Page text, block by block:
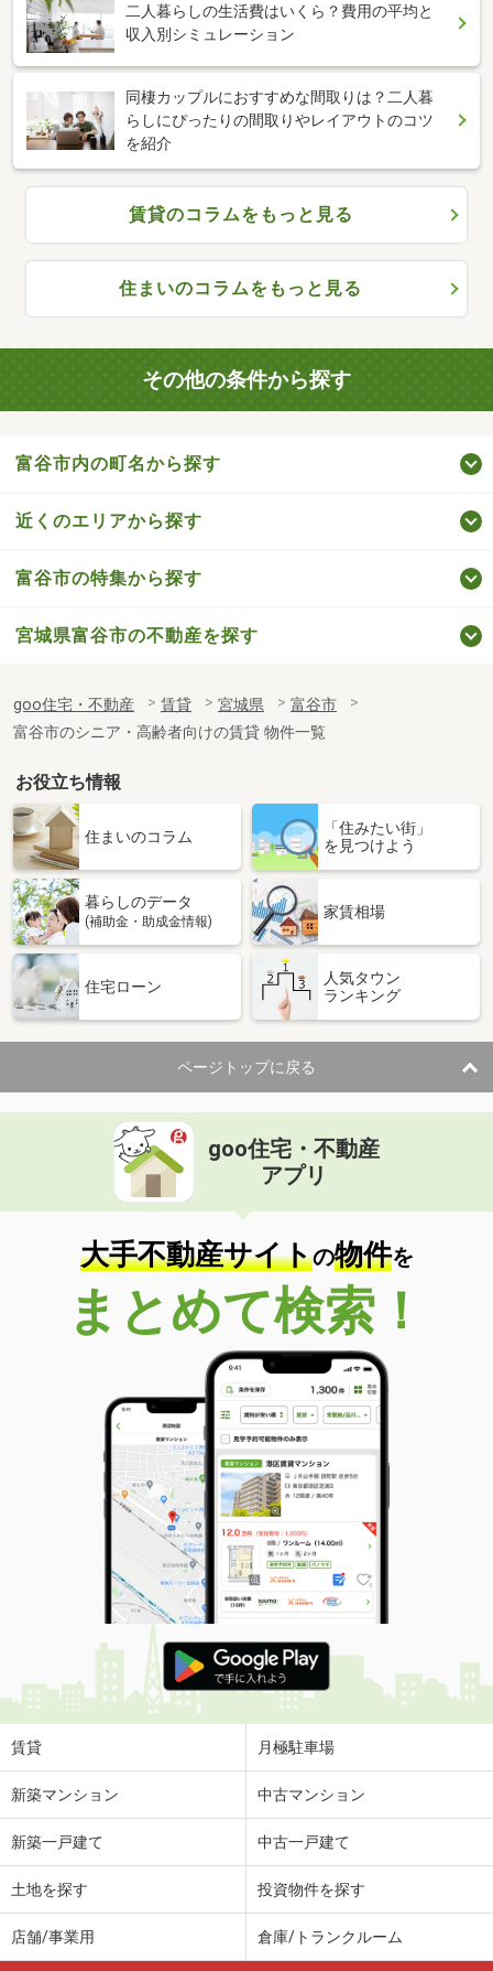
二人暮らしの生活費はいくら？費用の平均と
収入別シミュレーション
同棲カップルにおすすめな間取りは？二人暮
らしにぴったりの間取りやレイアウトのコツ
を紹介
賃貸のコラムをもっと見る
住まいのコラムをもっと見る
その他の条件から探す
富谷市内の町名から探す
近くのエリアから探す
富谷市の特集から探す
宮城県富谷市の不動産を探す
goo住宅・不動産 賃貸 宮城県
富谷市
富谷市のシニア・高齢者向けの賃貸 物件一覧
お役立ち情報
住まいのコラム
「住みたい街」
を見つけよう
暮らしのデータ
(補助金・助成金情報)
家賃相場
住宅ローン
人気タウン
ランキング
ページトップに戻る
goo住宅・不動産
アプリ
大手不動産サイトの物件を
まとめて検索！
賃貸 月極駐車場
新築マンション 中古マンション
新築一戸建て 中古一戸建て
土地を探す 投資物件を探す
店舗/事業用 倉庫/トランクルーム